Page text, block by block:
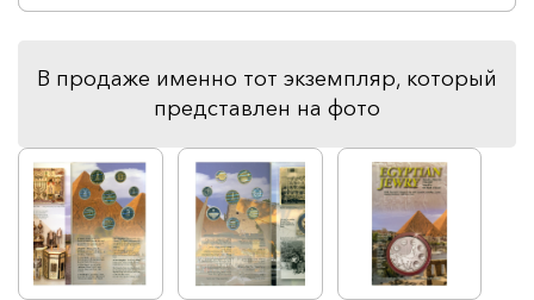
В продаже именно тот экземпляр, который
представлен на фото